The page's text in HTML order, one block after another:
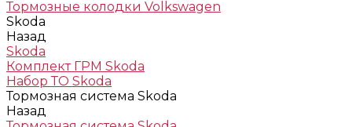
Тормозные колодки Volkswagen
Skoda
Назад
Skoda
Комплект ГРМ Skoda
Набор ТО Skoda
Тормозная система Skoda
Назад